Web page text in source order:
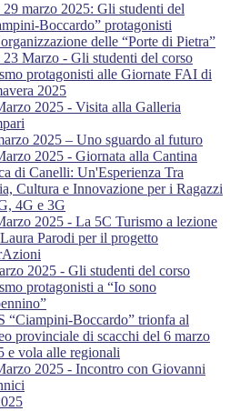
29 marzo 2025: Gli studenti del
Boccardo” protagonisti
delle “Porte di Pietra”
23 Marzo - Gli studenti del corso
protagonisti alle Giornate FAI di
2025
2025 - Visita alla Galleria
2025 – Uno sguardo al futuro
2025 - Giornata alla Cantina
di Canelli: Un'Esperienza Tra
Cultura e Innovazione per i Ragazzi
4G e 3G
2025 - La 5C Turismo a lezione
Parodi per il progetto
2025 - Gli studenti del corso
protagonisti a “Io sono
“Ciampini-Boccardo” trionfa al
provinciale di scacchi del 6 marzo
e vola alle regionali
2025 - Incontro con Giovanni